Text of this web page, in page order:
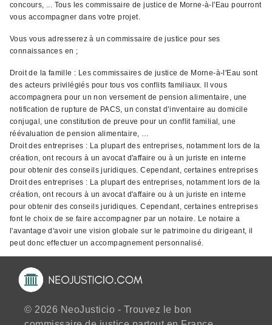
concours, ... Tous les commissaire de justice de Morne-à-l'Eau pourront
vous accompagner dans votre projet.
Vous vous adresserez à un commissaire de justice pour ses
connaissances en ;
Droit de la famille : Les commissaires de justice de Morne-à-l'Eau sont
des acteurs privilégiés pour tous vos conflits familiaux. Il vous
accompagnera pour un non versement de pension alimentaire, une
notification de rupture de PACS, un constat d’inventaire au domicile
conjugal, une constitution de preuve pour un conflit familial, une
réévaluation de pension alimentaire, …
Droit des entreprises : La plupart des entreprises, notamment lors de la
création, ont recours à un avocat d'affaire ou à un juriste en interne
pour obtenir des conseils juridiques. Cependant, certaines entreprises
Droit des entreprises : La plupart des entreprises, notamment lors de la
création, ont recours à un avocat d'affaire ou à un juriste en interne
pour obtenir des conseils juridiques. Cependant, certaines entreprises
font le choix de se faire accompagner par un notaire. Le notaire a
l'avantage d'avoir une vision globale sur le patrimoine du dirigeant, il
peut donc effectuer un accompagnement personnalisé.
© 2026 NeoJusticio - Trouvez le bon